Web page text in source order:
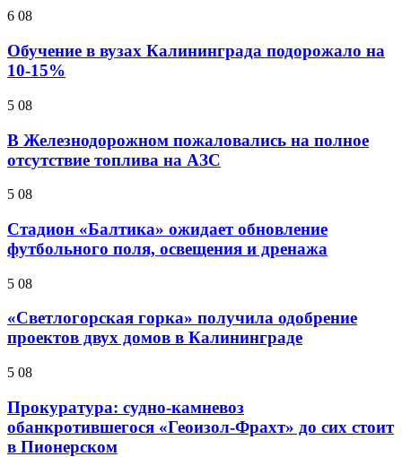
6 08
Обучение в вузах Калининграда подорожало на
10-15%
5 08
В Железнодорожном пожаловались на полное
отсутствие топлива на АЗС
5 08
Стадион «Балтика» ожидает обновление
футбольного поля, освещения и дренажа
5 08
«Светлогорская горка» получила одобрение
проектов двух домов в Калининграде
5 08
Прокуратура: судно-камневоз
обанкротившегося «Геоизол-Фрахт» до сих стоит
в Пионерском